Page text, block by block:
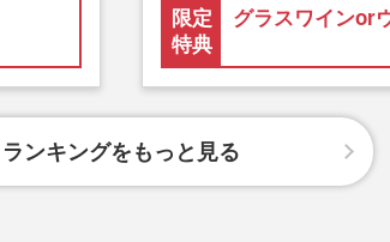
限定
特典
グラスワインor
ランキングをもっと見る